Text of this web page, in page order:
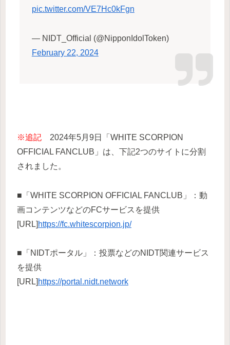
pic.twitter.com/VE7Hc0kFgn
— NIDT_Official (@NipponIdolToken)
February 22, 2024
※追記 2024年5月9日「WHITE SCORPION
OFFICIAL FANCLUB」は、下記2つのサイトに分割
されました。
■「WHITE SCORPION OFFICIAL FANCLUB」：動
画コンテンツなどのFCサービスを提供
[URL] https://fc.whitescorpion.jp/
■「NIDTポータル」：投票などのNIDT関連サービス
を提供
[URL] https://portal.nidt.network